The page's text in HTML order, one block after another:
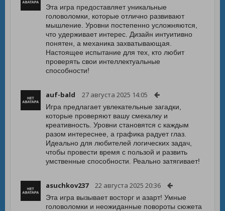
Эта игра предоставляет уникальные
головоломки, которые отлично развивают
мышление. Уровни постепенно усложняются,
что удерживает интерес. Дизайн интуитивно
понятен, а механика захватывающая.
Настоящее испытание для тех, кто любит
проверять свои интеллектуальные
способности!
auf-bald 27 августа 2025 14:05
Игра предлагает увлекательные загадки,
которые проверяют вашу смекалку и
креативность. Уровни становятся с каждым
разом интереснее, а графика радует глаз.
Идеально для любителей логических задач,
чтобы провести время с пользой и развить
умственные способности. Реально затягивает!
asuchkov237 22 августа 2025 20:36
Эта игра вызывает восторг и азарт! Умные
головоломки и неожиданные повороты сюжета